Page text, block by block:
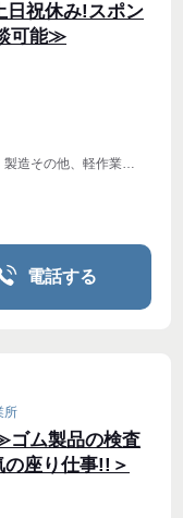
日祝休み!スポン
可能≫
他、軽作業・物流その他
電話する
所
ム製品の検査
座り仕事!!＞